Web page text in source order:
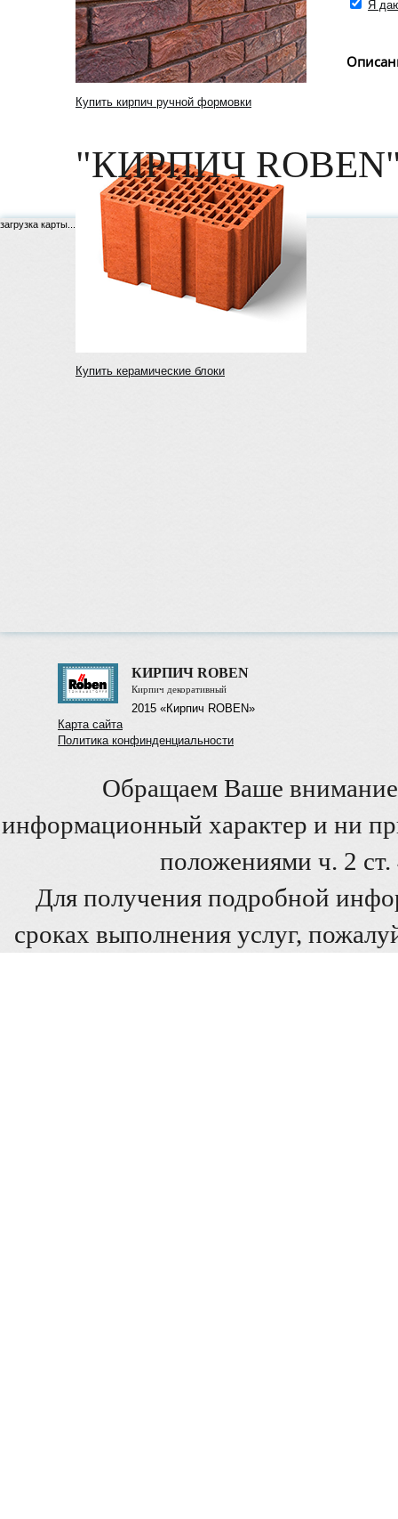
Купить кирпич ручной формовки
Купить керамические блоки
Я
"КИРПИЧ
загрузка карты...
КИРПИЧ ROBEN
Кирпич декоративный
2015 «Кирпич ROBEN»
Карта сайта
Политика конфинденциальности
Обращаем Ваше внимание
информационный характер и ни
положениями ч. 2
Для получения подробной
сроках выполнения услуг,